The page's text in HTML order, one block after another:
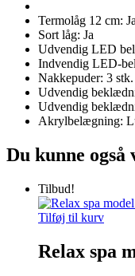
Termolåg 12 cm: Ja
Sort låg: Ja
Udvendig LED
Indvendig LED-
Nakkepuder: 3 stk.
Udvendig
Udvendig
Akrylbelægning:
Du kunne
Tilbud!
Tilføj til kurv
Relax spa